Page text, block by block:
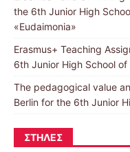
the 6th Junior High
«Eudaimonia»
Erasmus+ Teaching
6th Junior High School of
The pedagogical value
Berlin for the 6th Junior
ΣΤΉΛΕΣ